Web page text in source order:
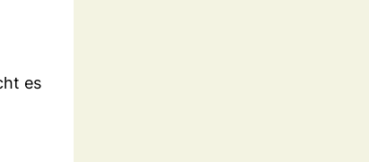
es